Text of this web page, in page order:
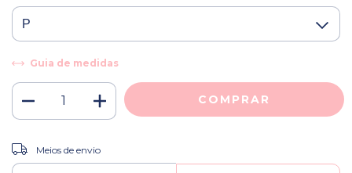
Guia de medidas
Entregas para o CEP:
Meios de envio